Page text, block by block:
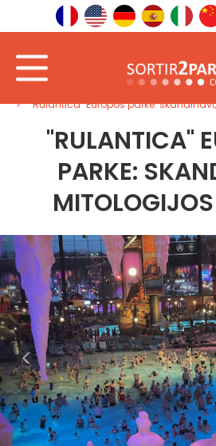
"Rulantica" Europos parke:
"RULANTICA"
PARKE:
<